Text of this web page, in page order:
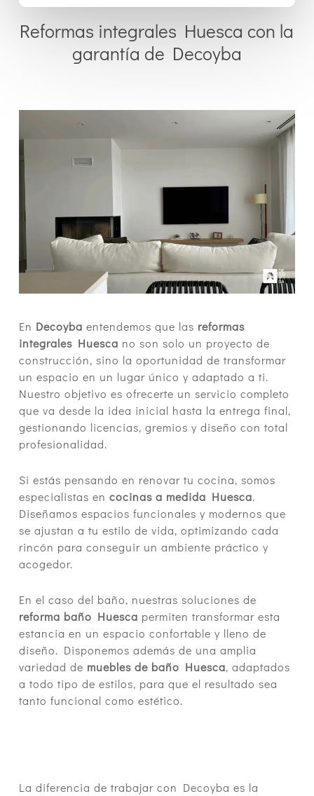
Reformas integrales Huesca con la
garantía de Decoyba
En Decoyba entendemos que las reformas
integrales Huesca no son solo un proyecto de
construcción, sino la oportunidad de transformar
un espacio en un lugar único y adaptado a ti.
Nuestro objetivo es ofrecerte un servicio completo
que va desde la idea inicial hasta la entrega final,
gestionando licencias, gremios y diseño con total
profesionalidad.
Si estás pensando en renovar tu cocina, somos
especialistas encocinas a medida Huesca.
Diseñamos espacios funcionales y modernos que
se ajustan a tu estilo de vida, optimizando cada
rincón para conseguir un ambiente práctico y
acogedor.
En el caso del baño, nuestras soluciones de
reforma baño Huesca permiten transformar esta
estancia en un espacio confortable y lleno de
diseño. Disponemos además de una amplia
variedad de muebles de baño Huesca, adaptados
a todo tipo de estilos, para que el resultado sea
tanto funcional como estético.
La diferencia de trabajar con Decoyba es la